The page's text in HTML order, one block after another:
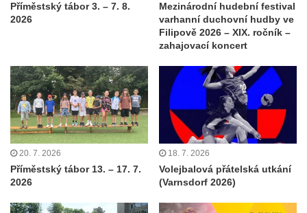
Příměstský tábor 3. – 7. 8.
2026
Mezinárodní hudební festival
varhanní duchovní hudby ve
Filipově 2026 – XIX. ročník –
zahajovací koncert
20. 7. 2026
Příměstský tábor 13. – 17. 7.
2026
18. 7. 2026
Volejbalová přátelská utkání
(Varnsdorf 2026)